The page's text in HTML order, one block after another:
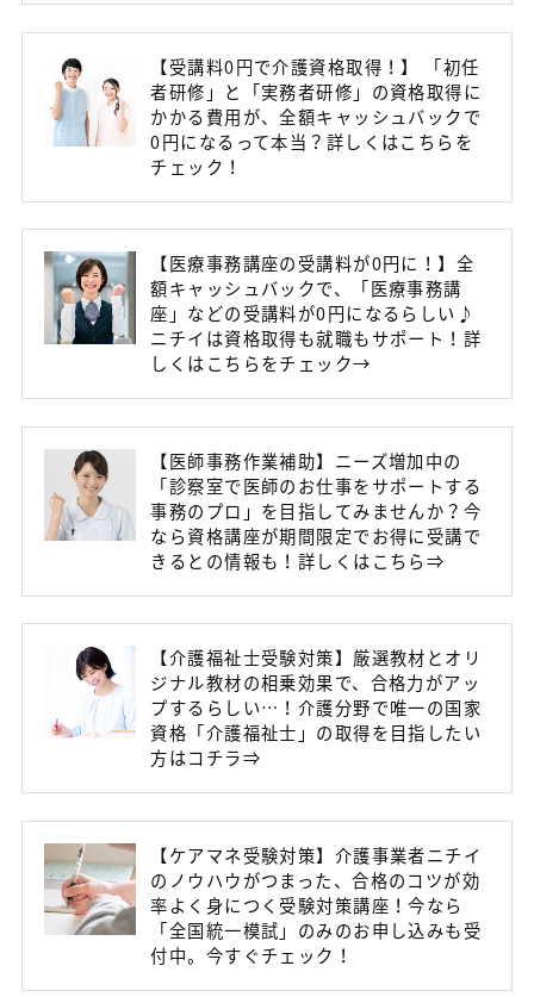
【受講料0円で介護資格取得！】 「初任
者研修」と「実務者研修」の資格取得に
かかる費用が、全額キャッシュバックで
0円になるって本当？詳しくはこちらを
チェック！
【医療事務講座の受講料が0円に！】全
額キャッシュバックで、「医療事務講
座」などの受講料が0円になるらしい♪
ニチイは資格取得も就職もサポート！詳
しくはこちらをチェック→
【医師事務作業補助】ニーズ増加中の
「診察室で医師のお仕事をサポートする
事務のプロ」を目指してみませんか？今
なら資格講座が期間限定でお得に受講で
きるとの情報も！詳しくはこちら⇒
【介護福祉士受験対策】厳選教材とオリ
ジナル教材の相乗効果で、合格力がアッ
プするらしい…！介護分野で唯一の国家
資格「介護福祉士」の取得を目指したい
方はコチラ⇒
【ケアマネ受験対策】介護事業者ニチイ
のノウハウがつまった、合格のコツが効
率よく身につく受験対策講座！今なら
「全国統一模試」のみのお申し込みも受
付中。今すぐチェック！